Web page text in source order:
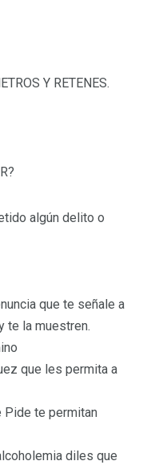
Y RETENES.
algún delito o
que te señale a
te la muestren.
que les permita a
Pide te permitan
diles que